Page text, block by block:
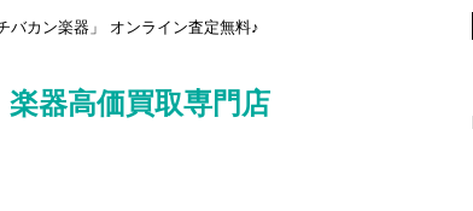
バカン楽器」 オンライン査定無料♪
楽器高価買取専門店